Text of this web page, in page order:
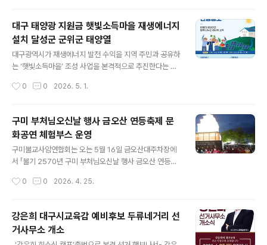
수 있는 특별한 장소로 자리잡고 있습니다. 무엇보다 “대구
어린이날 행사 낙동강승전기념관 주차”가 편리하다는 점
도 방문 만족도를 높이는 중요한 요소입니다. 한국자유총
연맹 대구광역시지부에서는 5월 한 달 동안 낙동강승전기
념관에서 ‘엄마, 아빠와 함께하는 어린이 퍼즐체험교실’과
단위 관람객 유치와 6.25전쟁 기념사업을 함께 추진하고
대구 태양광 지원금 햇빛소득마을 재생에너지
설치 달성군 군위군 태양열
대구광역시가 재생에너지 발전 수익을 지역 주민과 공유하
는 ‘햇빛소득마을’ 조성 사업을 본격적으로 추진한다는 소
광 지원금 업체 등 이 분야와 관련된 분들은 매우 반가운 정
을 사업은 마을 내 유휴부지나 농지 등에 태양광 발전 시설
을 설치하고, 여기서 발생하는 수익을 주민 공동체의 복리
증진과 지역경제 활성화에 활용하는 구조로 설계된 주민
참여형 재생에너지 모델입니다. 전기를 생산하는 데 그치
존의 대구 태양광 업체가 진행하는 사업과는 차별화된 의
0 0 2026. 5. 1.
구미 부처님오신날 행사 금오산 연등축제 문
화공연 체험부스 운영
구미불교사암연합회는 오는 5월 16일 금오산대주차장에
서 「불기 2570년 구미 부처님오신날 행사 금오산 연등축
연, 체험부스 운영 등 다채로운 프로그램으로 진행되며, 시
교사암연합회는 1997년 창립 이후 관내 20개 사찰이 뜻
을 모아 수행과 포교, 나눔을 이어오고 있으며, 매년 구미
부처님오신날 행사를 통해 지역사회와 함께하고 있다. 한
0 0 2026. 4. 25.
강은희 대구시교육감 예비후보 두류네거리 선
거사무소 개소